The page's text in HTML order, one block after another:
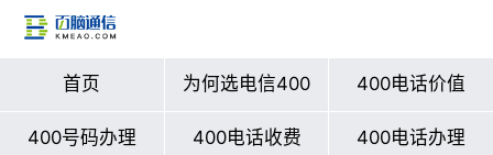
首页 为何选电信400 400电话价值
400号码办理 400电话收费 400电话办理